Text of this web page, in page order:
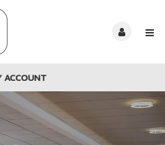
ACCOUNT